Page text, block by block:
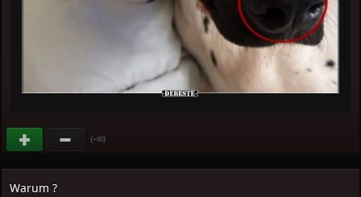
(+80)
Warum ?